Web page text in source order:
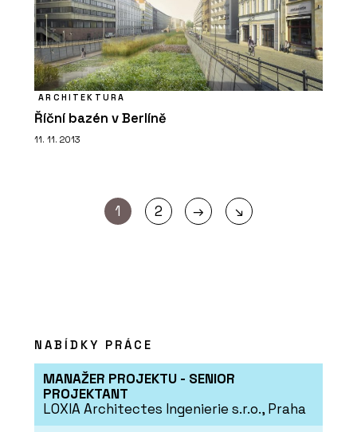
ARCHITEKTURA
Říční bazén v Berlíně
11. 11. 2013
1 2 → ↘
NABÍDKY PRÁCE
MANAŽER PROJEKTU - SENIOR
PROJEKTANT
LOXIA Architectes Ingenierie s.r.o., Praha